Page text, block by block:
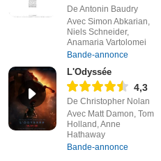
De Antonin Baudry
Avec Simon Abkarian,
Niels Schneider,
Anamaria Vartolomei
Bande-annonce
L'Odyssée
4,3
De Christopher Nolan
Avec Matt Damon, Tom
Holland, Anne
Hathaway
Bande-annonce